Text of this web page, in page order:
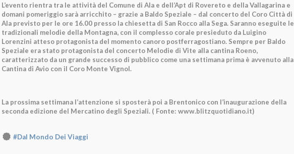
L’evento rientra tra le attività del Comune di Ala e dell’Apt di Rovereto e della Vallagarina e
domani pomeriggio sarà arricchito – grazie a Baldo Speziale – dal concerto del Coro Città di
Ala previsto per le ore 16.00 presso la chiesetta di San Rocco alla Sega. Saranno eseguite le
tradizionali melodie della Montagna, con il complesso corale presieduto da Luigino
Lorenzini atteso protagonista del momento canoro postferragostiano. Sempre per Baldo
Speziale era stato protagonista del concerto Melodie di Vite alla cantina Roeno,
caratterizzato da un grande successo di pubblico come una settimana prima è avvenuto alla
Cantina di Avio con il Coro Monte Vignol.
La prossima settimana l’attenzione si sposterà poi a Brentonico con l’inaugurazione della
seconda edizione del Mercatino degli Speziali. ( Fonte: www.blitzquotidiano.it)
#Dal Mondo Dei Viaggi